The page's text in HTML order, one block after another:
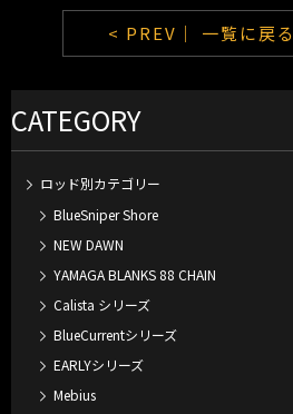
< PREV｜ 一覧に戻る
CATEGORY
ロッド別カテゴリー
BlueSniper Shore
NEW DAWN
YAMAGA BLANKS 88 CHAIN
Calista シリーズ
BlueCurrentシリーズ
EARLYシリーズ
Mebius